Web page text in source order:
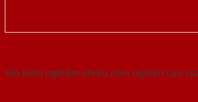
Với kinh nghiệm nhiêu năm nghiên cứu